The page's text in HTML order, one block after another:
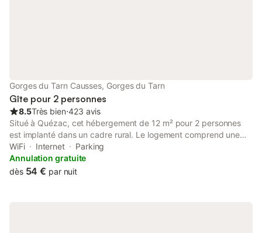
Gorges du Tarn Causses, Gorges du Tarn
Gîte pour 2 personnes
8.5Très bien⋅423 avis
Situé à Quézac, cet hébergement de 12 m² pour 2 personnes
est implanté dans un cadre rural. Le logement comprend une
chambre avec un lit double et une salle de bains privative,
offrant un espace compact pour les voyageurs souhaitant
explorer les paysages environnants. À l'intérieur, vous trouverez
WiFi Internet
Parking
Annulation gratuite
dès 54 € par nuit